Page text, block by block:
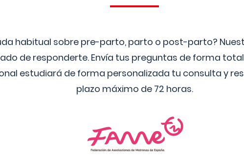
habitual sobre pre-parto, parto o post-parto?
de responderte. Envía tus preguntas de forma
estudiará de forma personalizada tu consulta y
plazo máximo de 72 horas.